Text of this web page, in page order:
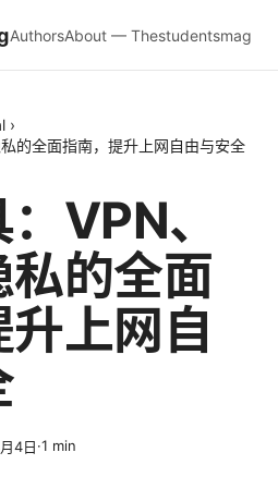
AuthorsAbout — Thestudentsmag
›
的全面指南，提升上网自由与安全
VPN、
的全面
上网自
4日·1 min